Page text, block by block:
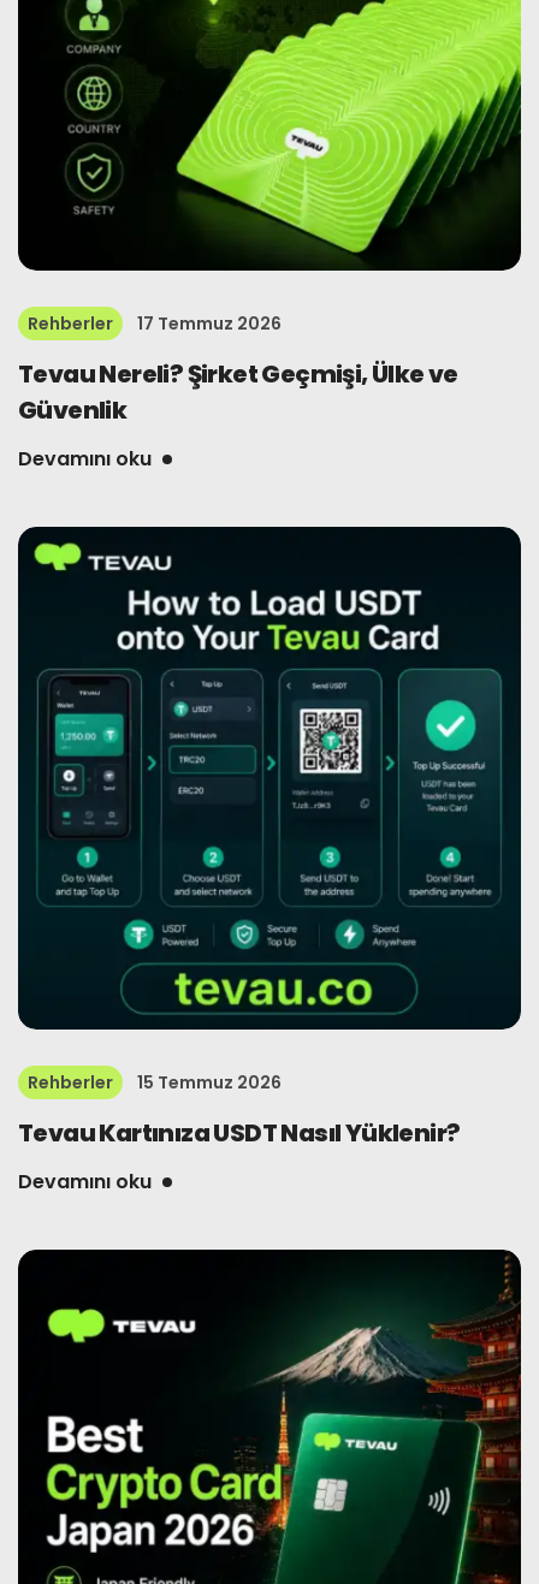
Rehberler 17 Temmuz 2026
Tevau Nereli? Şirket Geçmişi, Ülke ve
Güvenlik
Devamını oku
Rehberler 15 Temmuz 2026
Tevau Kartınıza USDT Nasıl Yüklenir?
Devamını oku